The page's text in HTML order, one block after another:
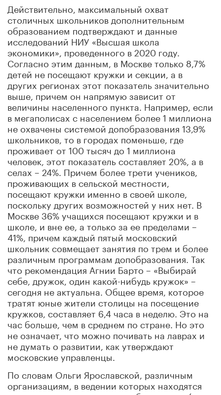
Действительно, максимальный охват
столичных школьников дополнительным
образованием подтверждают и данные
исследований НИУ «Высшая школа
экономики», проведенного в 2020 году.
Согласно этим данным, в Москве только 8,7%
детей не посещают кружки и секции, а в
других регионах этот показатель значительно
выше, причем он напрямую зависит от
величины населенного пункта. Например, если
в мегаполисах с населением более 1 миллиона
не охвачены системой допобразования 13,9%
школьников, то в городах поменьше, где
проживает от 100 тысяч до 1 миллиона
человек, этот показатель составляет 20%, а в
селах – 24%. Причем более трети учеников,
проживающих в сельской местности,
посещают кружки именно в своей школе,
поскольку других возможностей у них нет. В
Москве 36% учащихся посещают кружки и в
школе, и вне ее, а только за ее пределами –
41%, причем каждый пятый московский
школьник совмещает занятия по трем и более
различным программам допобразования. Так
что рекомендация Агнии Барто – «Выбирай
себе, дружок, один какой-нибудь кружок» –
сегодня не актуальна. Общее время, которое
тратят юные жители столицы на посещение
кружков, составляет 6,4 часа в неделю. Это на
час больше, чем в среднем по стране. Но это
не означает, что можно почивать на лаврах и
не думать о развитии, как утверждают
московские управленцы.
По словам Ольги Ярославской, различным
организациям, в ведении которых находятся